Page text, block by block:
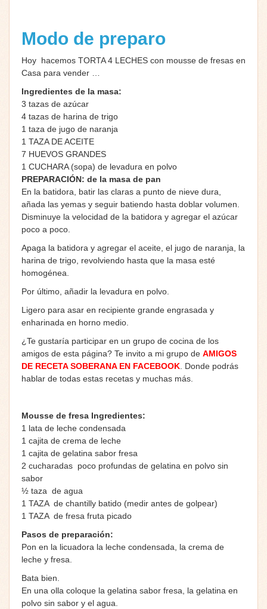
Modo de preparo
Hoy hacemos TORTA 4 LECHES con mousse de fresas en
Casa para vender …
Ingredientes de la masa:
3 tazas de azúcar
4 tazas de harina de trigo
1 taza de jugo de naranja
1 TAZA DE ACEITE
7 HUEVOS GRANDES
1 CUCHARA (sopa) de levadura en polvo
PREPARACIÓN: de la masa de pan
En la batidora, batir las claras a punto de nieve dura,
añada las yemas y seguir batiendo hasta doblar volumen.
Disminuye la velocidad de la batidora y agregar el azúcar
poco a poco.
Apaga la batidora y agregar el aceite, el jugo de naranja, la
harina de trigo, revolviendo hasta que la masa esté
homogénea.
Por último, añadir la levadura en polvo.
Ligero para asar en recipiente grande engrasada y
enharinada en horno medio.
¿Te gustaría participar en un grupo de cocina de los
amigos de esta página? Te invito a mi grupo de AMIGOS
DE RECETA SOBERANA EN FACEBOOK . Donde podrás
hablar de todas estas recetas y muchas más.
Mousse de fresa Ingredientes:
1 lata de leche condensada
1 cajita de crema de leche
1 cajita de gelatina sabor fresa
2 cucharadas poco profundas de gelatina en polvo sin
sabor
½ taza de agua
1 TAZA de chantilly batido (medir antes de golpear)
1 TAZA de fresa fruta picado
Pasos de preparación:
Pon en la licuadora la leche condensada, la crema de
leche y fresa.
Bata bien.
En una olla coloque la gelatina sabor fresa, la gelatina en
polvo sin sabor y el agua.